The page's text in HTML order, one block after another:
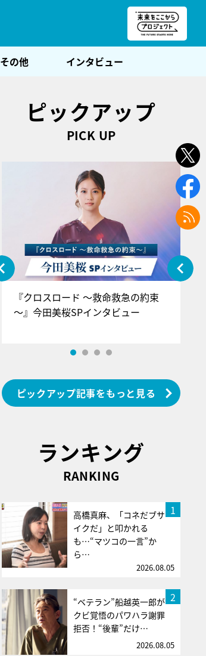
その他 インタビュー
ピックアップ
PICK UP
『クロスロード ～救命救急の約束
～』今田美桜SPインタビュー
ピックアップ記事をもっと見る
ランキング
RANKING
1
高橋真麻、「コネだブサ
イクだ」と叩かれる
も…“マツコの一言”か
ら…
2026.08.05
2
“ベテラン”船越英一郎が
クビ覚悟のパワハラ謝罪
拒否！“後輩”だけ…
2026.08.05